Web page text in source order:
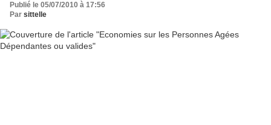
Publié le 05/07/2010 à 17:56
Par sittelle